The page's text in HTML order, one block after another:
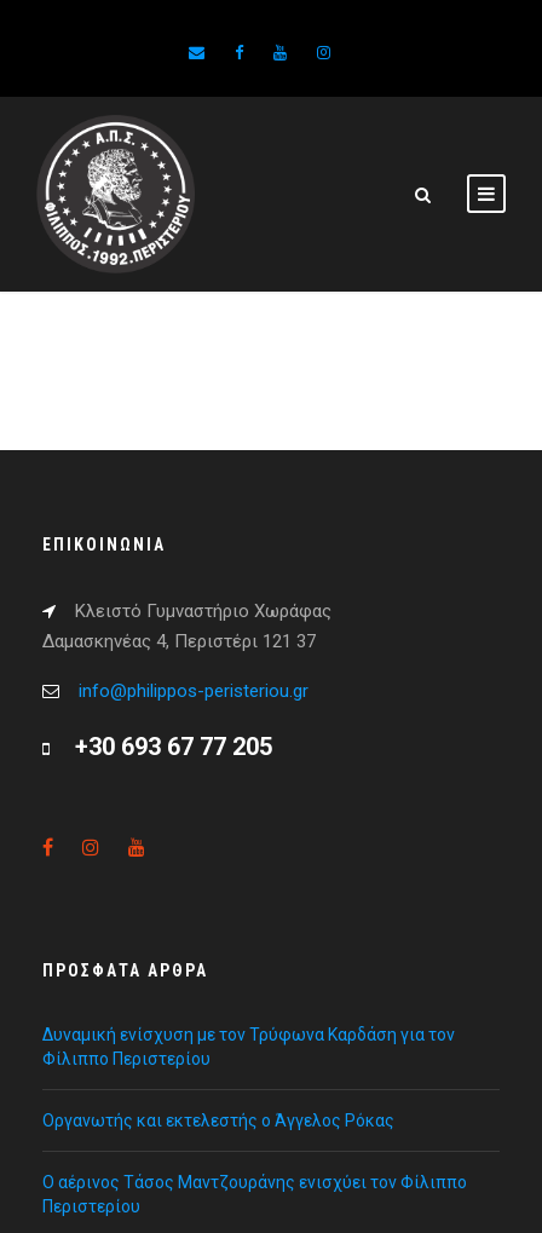
ΕΠΙΚΟΙΝΩΝΊΑ
Κλειστό Γυμναστήριο Χωράφας
Δαμασκηνέας 4, Περιστέρι 121 37
info@philippos-peristeriou.gr
+30 693 67 77 205
ΠΡΌΣΦΑΤΑ ΆΡΘΡΑ
Δυναμική ενίσχυση με τον Τρύφωνα Καρδάση για τον
Φίλιππο Περιστερίου
Οργανωτής και εκτελεστής ο Άγγελος Ρόκας
Ο αέρινος Τάσος Μαντζουράνης ενισχύει τον Φίλιππο
Περιστερίου